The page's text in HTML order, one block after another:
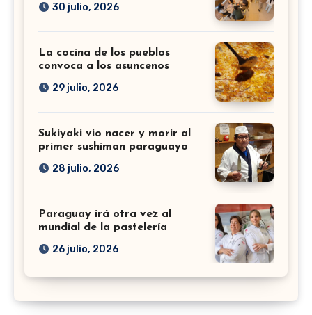
30 julio, 2026
La cocina de los pueblos
convoca a los asuncenos
29 julio, 2026
Sukiyaki vio nacer y morir al
primer sushiman paraguayo
28 julio, 2026
Paraguay irá otra vez al
mundial de la pastelería
26 julio, 2026